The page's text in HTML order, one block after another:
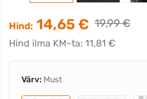
Hind: 14,65 € 19,99 €
Hind ilma KM-ta: 11,81 €
Värv: Must